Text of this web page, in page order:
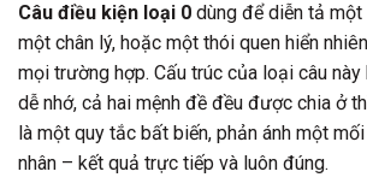
Câu điều kiện loại 0 dùng để diễn tả
một chân lý, hoặc một thói quen hiển
mọi trường hợp. Cấu trúc của loại câu
dễ nhớ, cả hai mệnh đề đều được chia ở
là một quy tắc bất biến, phản ánh một
nhân – kết quả trực tiếp và luôn đúng.